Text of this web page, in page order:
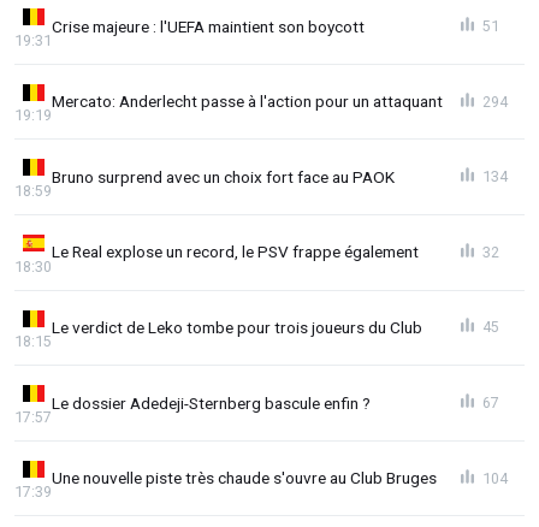
Crise majeure : l'UEFA maintient son boycott
19:31
51
Mercato: Anderlecht passe à l'action pour un attaquant
19:19
294
Bruno surprend avec un choix fort face au PAOK
18:59
134
Le Real explose un record, le PSV frappe également
18:30
32
Le verdict de Leko tombe pour trois joueurs du Club
18:15
45
Le dossier Adedeji-Sternberg bascule enfin ?
17:57
67
Une nouvelle piste très chaude s'ouvre au Club Bruges
17:39
104